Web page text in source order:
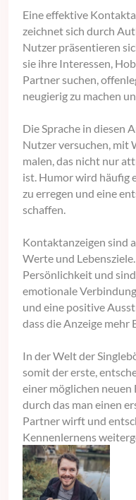
Eine effektive
zeichnet sich durch
Nutzer präsentieren
sie ihre Interessen,
Partner suchen,
neugierig zu machen
Die Sprache in diesen
Nutzer versuchen, mit
malen, das nicht nur
ist. Humor wird häufig
zu erregen und eine
schaffen.
Kontaktanzeigen sind
Werte und
Persönlichkeit und
emotionale
und eine positive
dass die Anzeige mehr
In der Welt der
somit der erste,
einer möglichen neuen
durch das man einen
Partner wirft und
Kennenlernens